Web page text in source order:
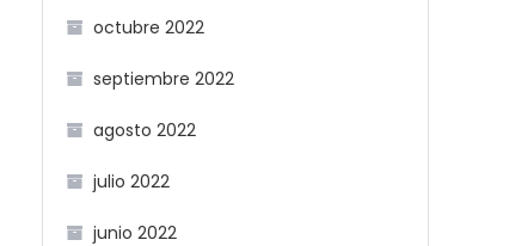
octubre 2022
septiembre 2022
agosto 2022
julio 2022
junio 2022